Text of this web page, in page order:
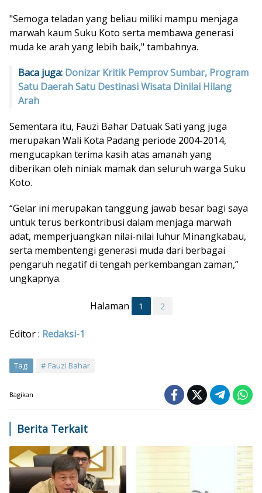
"Semoga teladan yang beliau miliki mampu menjaga
marwah kaum Suku Koto serta membawa generasi
muda ke arah yang lebih baik," tambahnya.
Baca juga: Donizar Kritik Pemprov Sumbar, Program
Satu Daerah Satu Destinasi Wisata Dinilai Hilang
Arah
Sementara itu, Fauzi Bahar Datuak Sati yang juga
merupakan Wali Kota Padang periode 2004-2014,
mengucapkan terima kasih atas amanah yang
diberikan oleh niniak mamak dan seluruh warga Suku
Koto.
“Gelar ini merupakan tanggung jawab besar bagi saya
untuk terus berkontribusi dalam menjaga marwah
adat, memperjuangkan nilai-nilai luhur Minangkabau,
serta membentengi generasi muda dari berbagai
pengaruh negatif di tengah perkembangan zaman,”
ungkapnya.
Halaman 1 2
Editor : Redaksi-1
Tag: Fauzi Bahar
Bagikan
Berita Terkait